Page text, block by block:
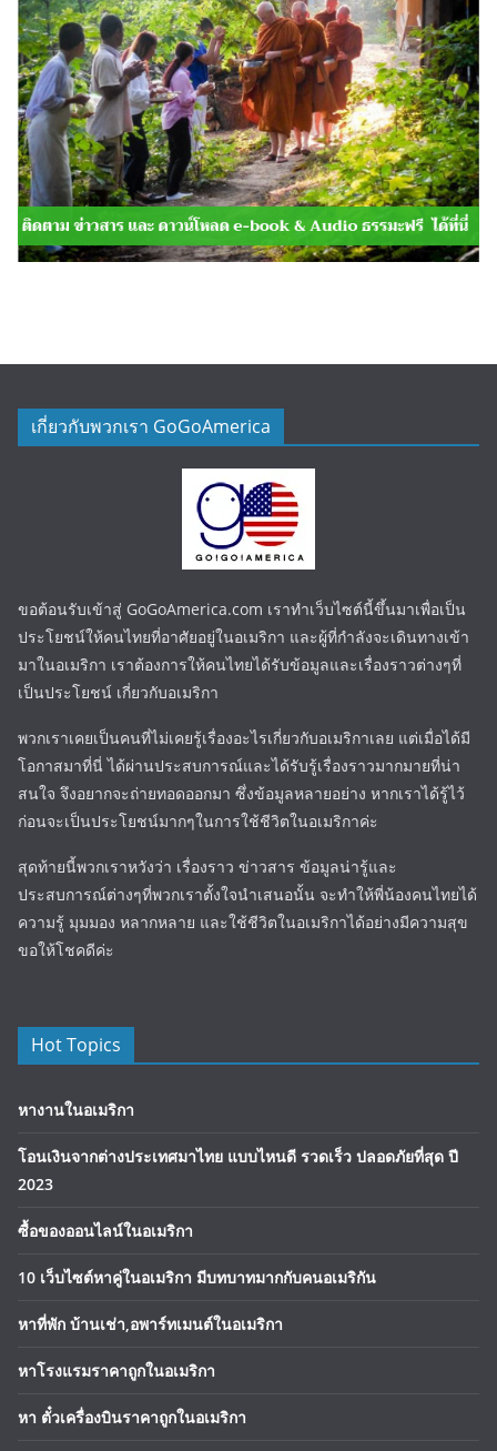
เกี่ยวกับพวกเรา GoGoAmerica
ขอต้อนรับเข้าสู่ GoGoAmerica.com เราทำเว็บไซต์นี้ขึ้นมาเพื่อเป็น
ประโยชน์ให้คนไทยที่อาศัยอยู่ในอเมริกา และผู้ที่กำลังจะเดินทางเข้า
มาในอเมริกา เราต้องการให้คนไทยได้รับข้อมูลและเรื่องราวต่างๆที่
เป็นประโยชน์ เกี่ยวกับอเมริกา
พวกเราเคยเป็นคนที่ไม่เคยรู้เรื่องอะไรเกี่ยวกับอเมริกาเลย แต่เมื่อได้มี
โอกาสมาที่นี่ ได้ผ่านประสบการณ์และได้รับรู้เรื่องราวมากมายที่น่า
สนใจ จึงอยากจะถ่ายทอดออกมา ซึ่งข้อมูลหลายอย่าง หากเราได้รู้ไว้
ก่อนจะเป็นประโยชน์มากๆในการใช้ชีวิตในอเมริกาค่ะ
สุดท้ายนี้พวกเราหวังว่า เรื่องราว ข่าวสาร ข้อมูลน่ารู้และ
ประสบการณ์ต่างๆที่พวกเราตั้งใจนำเสนอนั้น จะทำให้พี่น้องคนไทยได้
ความรู้ มุมมอง หลากหลาย และใช้ชีวิตในอเมริกาได้อย่างมีความสุข
ขอให้โชคดีค่ะ
Hot Topics
หางานในอเมริกา
โอนเงินจากต่างประเทศมาไทย แบบไหนดี รวดเร็ว ปลอดภัยที่สุด ปี
2023
ซื้อของออนไลน์ในอเมริกา
10 เว็บไซต์หาคู่ในอเมริกา มีบทบาทมากกับคนอเมริกัน
หาที่พัก บ้านเช่า,อพาร์ทเมนต์ในอเมริกา
หาโรงแรมราคาถูกในอเมริกา
หา ตั๋วเครื่องบินราคาถูกในอเมริกา